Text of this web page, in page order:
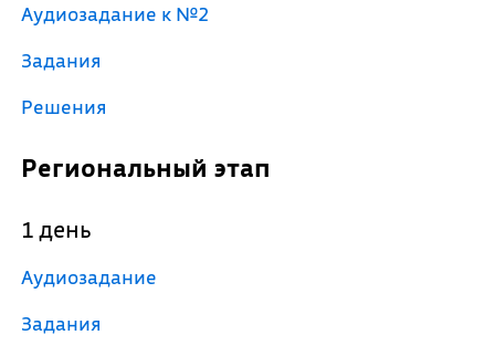
Аудиозадание к №2
Задания
Решения
Региональный этап
1 день
Аудиозадание
Задания